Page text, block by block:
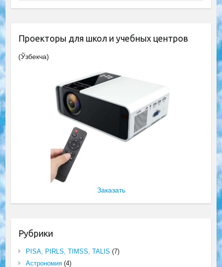
Проекторы для школ и учебных центров
(Ўзбекча)
Заказать
Рубрики
PISA, PIRLS, TIMSS, TALIS (7)
Астрономия(4)